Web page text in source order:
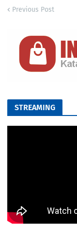
Previous Post
STREAMING